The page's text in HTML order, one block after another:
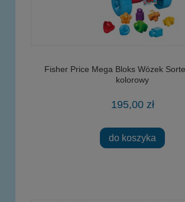
Fisher Price Mega Bloks Wózek
kolorowy
195,00 zł
do koszyka